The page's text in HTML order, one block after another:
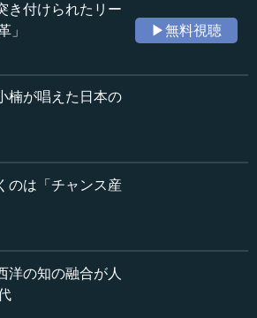
を置く
られたのは、命の危機です。命につ
期はないのではないかと思います。
危険を考えるために、マスクをつけ
ています。せっかくここまで命を身
、東洋思想との関連性についても考
う。
命というコンセンサスがありま
義主張、宗教の違いは、その下位に
で、東洋思想においては、宗教がイ
か、政治的主張が社会主義かなどの
き付けられたリー
」
▶無料視聴
楠が唱えた日本の
のは「チャンス産
洋の知の融合が人